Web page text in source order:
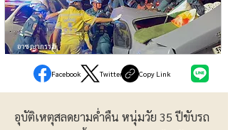
อาชญากรรม
Facebook Twitter Copy Link
อุบัติเหตุสลดยามค่ำคืน หนุ่มวัย 35 ปีขับรถ